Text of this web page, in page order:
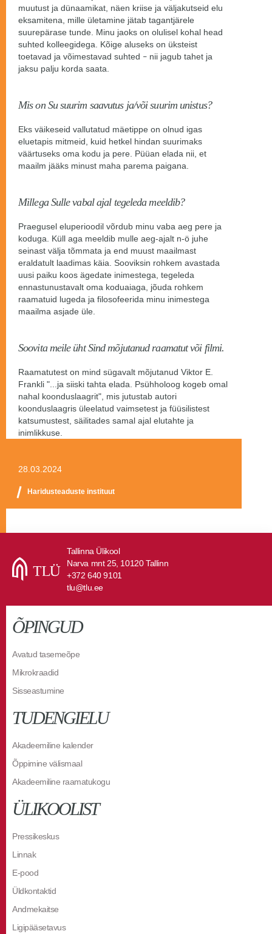
28.03.2024
Haridusteaduste instituut
muutust ja dünaamikat, näen kriise ja väljakutseid elu
eksamitena, mille ületamine jätab tagantjärele
suurepärase tunde. Minu jaoks on olulisel kohal head
suhted kolleegidega. Kõige aluseks on üksteist
toetavad ja võimestavad suhted – nii jagub tahet ja
jaksu palju korda saata.
Mis on Su suurim saavutus ja/või suurim unistus?
Eks väikeseid vallutatud mäetippe on olnud igas
eluetapis mitmeid, kuid hetkel hindan suurimaks
väärtuseks oma kodu ja pere. Püüan elada nii, et
maailm jääks minust maha parema paigana.
Millega Sulle vabal ajal tegeleda meeldib?
Praegusel eluperioodil võrdub minu vaba aeg pere ja
koduga. Küll aga meeldib mulle aeg-ajalt n-ö juhe
seinast välja tõmmata ja end muust maailmast
eraldatult laadimas käia. Sooviksin rohkem avastada
uusi paiku koos ägedate inimestega, tegeleda
ennastunustavalt oma koduaiaga, jõuda rohkem
raamatuid lugeda ja filosofeerida minu inimestega
maailma asjade üle.
Soovita meile üht Sind mõjutanud raamatut või filmi.
Raamatutest on mind sügavalt mõjutanud Viktor E.
Frankli "...ja siiski tahta elada. Psühholoog kogeb omal
nahal koonduslaagrit", mis jutustab autori
koonduslaagris üleelatud vaimsetest ja füüsilistest
katsumustest, säilitades samal ajal elutahte ja
inimlikkuse.
Tallinna Ülikool
Narva mnt 25, 10120 Tallinn
+372 640 9101
tlu@tlu.ee
ÕPINGUD
Avatud tasemeõpe
Mikrokraadid
Sisseastumine
TUDENGIELU
Akadeemiline kalender
Õppimine välismaal
Akadeemiline raamatukogu
ÜLIKOOLIST
Pressikeskus
Linnak
E-pood
Üldkontaktid
Andmekaitse
Ligipääsetavus